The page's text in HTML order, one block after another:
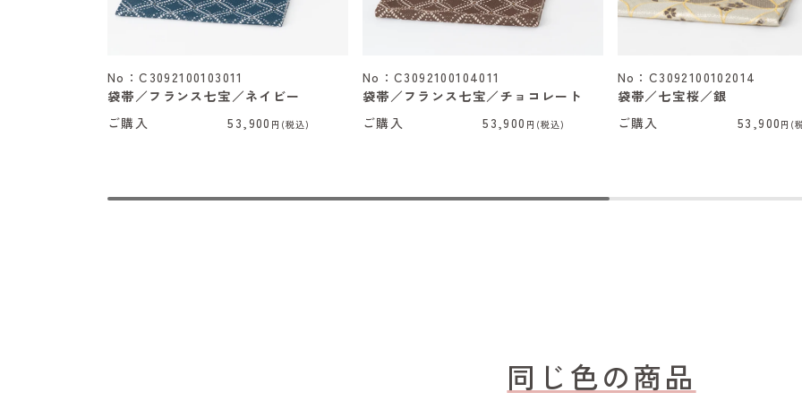
No：C3092100103011
袋帯／フランス七宝／ネイビー
ご購入
53,900 円(税込)
No：C3092100104011
袋帯／フランス七宝／チョコレート
ご購入
53,900 円(税込)
No：C3092100102014
袋帯／七宝桜／銀
ご購入
53,900 円(
同じ色の商品